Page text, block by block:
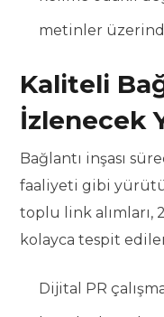
metinler
Kaliteli
İzlenecek
Bağlantı inşası
faaliyeti gibi
toplu link alımları,
kolayca tespit
Dijital PR